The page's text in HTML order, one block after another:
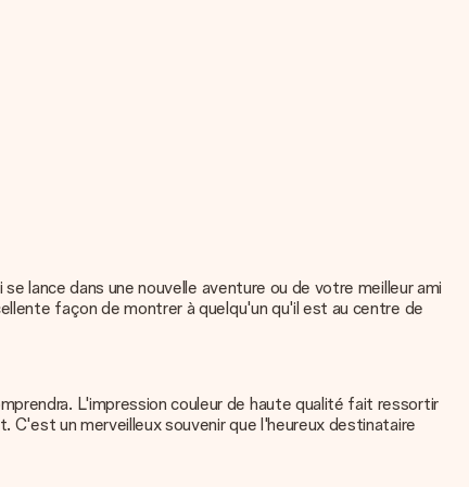
lance dans une nouvelle aventure ou de votre meilleur ami
façon de montrer à quelqu'un qu'il est au centre de
L'impression couleur de haute qualité fait ressortir
un merveilleux souvenir que l'heureux destinataire